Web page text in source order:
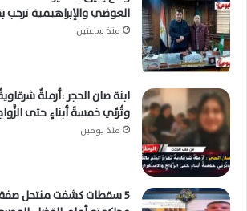
العوضي والإبراهيمية ترحب
منذ ساعتين
ابنة صان الحجر :أرملةٌ
وتُربِّي خمسةَ أبناءٍ حتى
منذ يومين
5 سقطات كشفت منتحل